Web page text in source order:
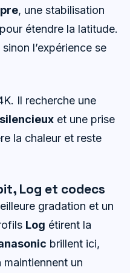
, une stabilisation
étendre la latitude.
l’expérience se
Il recherche une
et une prise
la chaleur et reste
Log et codecs
gradation et un
Log étirent la
brillent ici,
maintiennent un